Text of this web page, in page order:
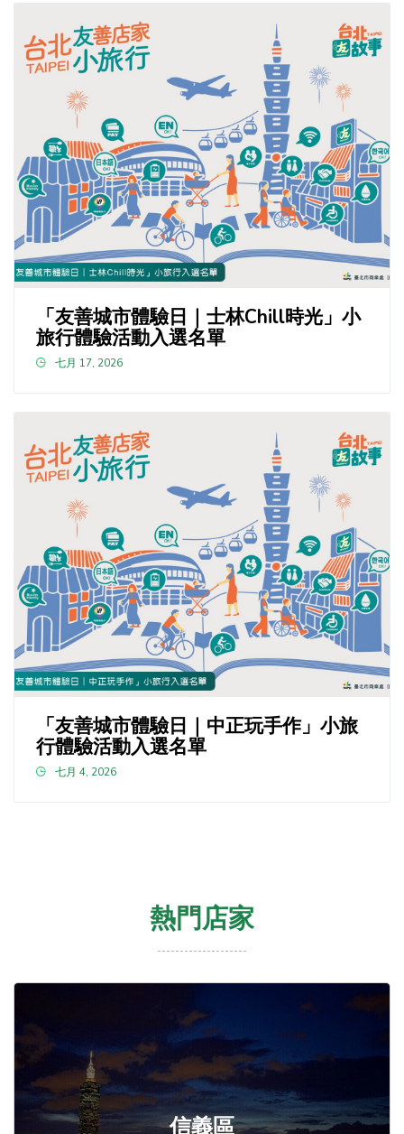
「友善城市體驗日｜士林Chill時光」小
旅行體驗活動入選名單
七月 17, 2026
「友善城市體驗日｜中正玩手作」小旅
行體驗活動入選名單
七月 4, 2026
熱門店家
信義區